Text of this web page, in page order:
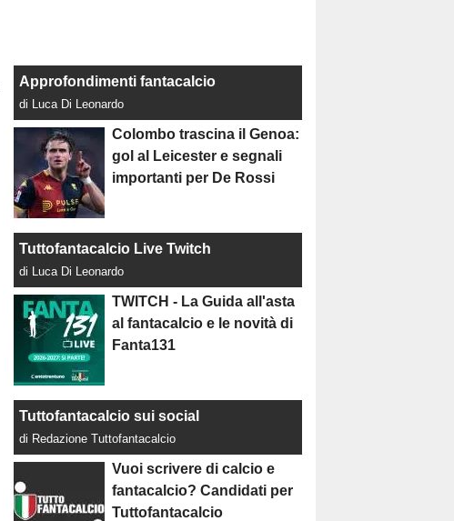
Approfondimenti fantacalcio
di Luca Di Leonardo
Colombo trascina il Genoa:
gol al Leicester e segnali
importanti per De Rossi
Tuttofantacalcio Live Twitch
di Luca Di Leonardo
TWITCH - La Guida all'asta
al fantacalcio e le novità di
Fanta131
Tuttofantacalcio sui social
di Redazione Tuttofantacalcio
Vuoi scrivere di calcio e
fantacalcio? Candidati per
Tuttofantacalcio